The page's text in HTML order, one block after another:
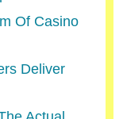
Of Casino
Deliver